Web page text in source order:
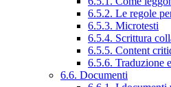
6.5.2. Le regole
6.5.3. Microtesti
6.5.4. Scrittura
6.5.5. Content
6.5.6. Traduzione
6.6. Documenti